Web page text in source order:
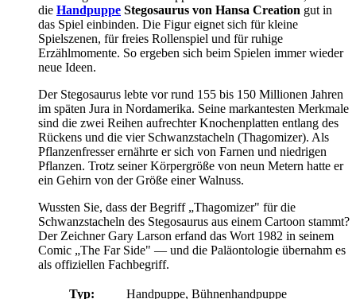
die Handpuppe Stegosaurus von Hansa Creation gut in
das Spiel einbinden. Die Figur eignet sich für kleine
Spielszenen, für freies Rollenspiel und für ruhige
Erzählmomente. So ergeben sich beim Spielen immer wieder
neue Ideen.
Der Stegosaurus lebte vor rund 155 bis 150 Millionen Jahren
im späten Jura in Nordamerika. Seine markantesten Merkmale
sind die zwei Reihen aufrechter Knochenplatten entlang des
Rückens und die vier Schwanzstacheln (Thagomizer). Als
Pflanzenfresser ernährte er sich von Farnen und niedrigen
Pflanzen. Trotz seiner Körpergröße von neun Metern hatte er
ein Gehirn von der Größe einer Walnuss.
Wussten Sie, dass der Begriff „Thagomizer" für die
Schwanzstacheln des Stegosaurus aus einem Cartoon stammt?
Der Zeichner Gary Larson erfand das Wort 1982 in seinem
Comic „The Far Side" — und die Paläontologie übernahm es
als offiziellen Fachbegriff.
Typ:
Handpuppe, Bühnenhandpuppe